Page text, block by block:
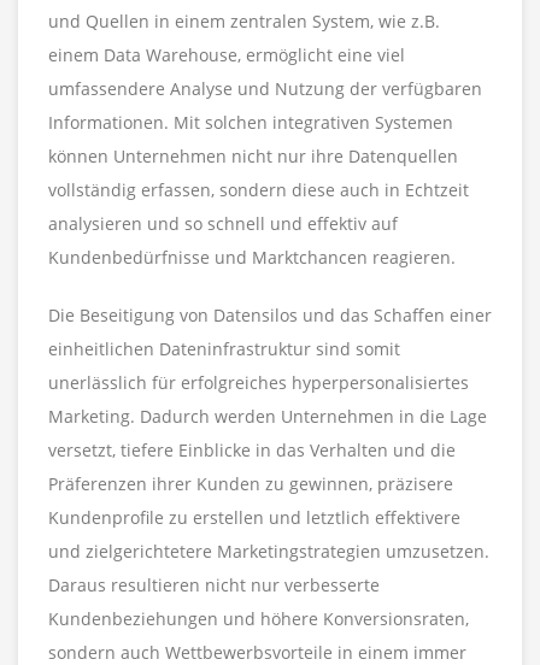
und Quellen in einem zentralen System, wie z.B.
einem Data Warehouse, ermöglicht eine viel
umfassendere Analyse und Nutzung der verfügbaren
Informationen. Mit solchen integrativen Systemen
können Unternehmen nicht nur ihre Datenquellen
vollständig erfassen, sondern diese auch in Echtzeit
analysieren und so schnell und effektiv auf
Kundenbedürfnisse und Marktchancen reagieren.
Die Beseitigung von Datensilos und das Schaffen einer
einheitlichen Dateninfrastruktur sind somit
unerlässlich für erfolgreiches hyperpersonalisiertes
Marketing. Dadurch werden Unternehmen in die Lage
versetzt, tiefere Einblicke in das Verhalten und die
Präferenzen ihrer Kunden zu gewinnen, präzisere
Kundenprofile zu erstellen und letztlich effektivere
und zielgerichtetere Marketingstrategien umzusetzen.
Daraus resultieren nicht nur verbesserte
Kundenbeziehungen und höhere Konversionsraten,
sondern auch Wettbewerbsvorteile in einem immer